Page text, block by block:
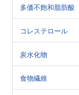
多価不飽和脂肪酸
コレステロール
炭水化物
食物繊維